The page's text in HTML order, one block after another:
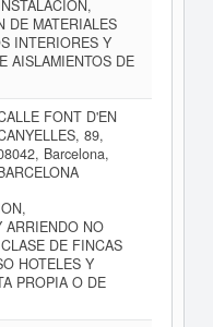
DE MATERIALES
INTERIORES Y
AISLAMIENTOS DE
FONT D'EN
89,
Barcelona,
ARRIENDO NO
DE FINCAS
HOTELES Y
PROPIA O DE